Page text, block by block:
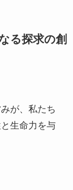
る探求の創
が、私たち
生命力を与